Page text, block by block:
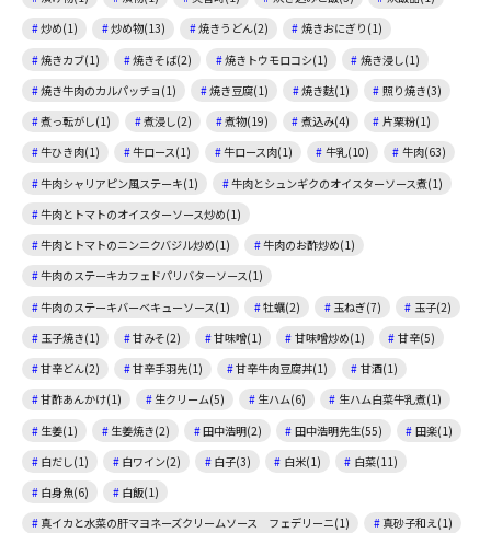
炒め(1)
炒め物(13) 焼きうどん(2)
焼きおにぎり(1)
焼きカブ(1)
焼きそば(2) 焼きトウモロコシ(1)
焼き浸し(1)
焼き牛肉のカルパッチョ(1)
焼き豆腐(1) 焼き麩(1)
照り焼き(3)
煮っ転がし(1)
煮浸し(2) 煮物(19) 煮込み(4)
片栗粉(1)
牛ひき肉(1)
牛ロース(1) 牛ロース肉(1) 牛乳(10)
牛肉(63)
牛肉シャリアピン風ステーキ(1)
牛肉とシュンギクのオイスターソース煮(1)
牛肉とトマトのオイスターソース炒め(1)
牛肉とトマトのニンニクバジル炒め(1)
牛肉のお酢炒め(1)
牛肉のステーキカフェドパリバターソース(1)
牛肉のステーキバーベキューソース(1)
牡蠣(2) 玉ねぎ(7)
玉子(2)
玉子焼き(1)
甘みそ(2) 甘味噌(1) 甘味噌炒め(1)
甘辛(5)
甘辛どん(2)
甘辛手羽先(1) 甘辛牛肉豆腐丼(1)
甘酒(1)
甘酢あんかけ(1)
生クリーム(5) 生ハム(6)
生ハム白菜牛乳煮(1)
生姜(1)
生姜焼き(2) 田中浩明(2) 田中浩明先生(55)
田楽(1)
白だし(1)
白ワイン(2) 白子(3) 白米(1)
白菜(11)
白身魚(6)
白飯(1)
真イカと水菜の肝マヨネーズクリームソース フェデリーニ(1)
真砂子和え(1)